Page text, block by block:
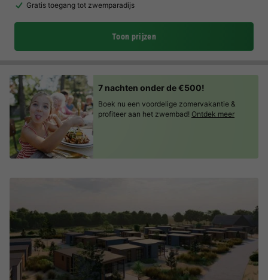
Gratis toegang tot zwemparadijs
Toon prijzen
7 nachten onder de €500!
Boek nu een voordelige zomervakantie &
profiteer aan het zwembad! Ontdek meer